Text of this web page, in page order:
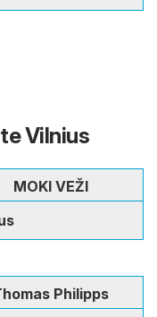
Vilnius
MOKI VEŽI
Philipps